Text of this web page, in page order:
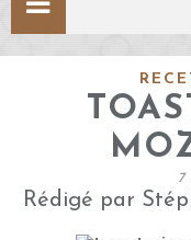
7
Rédigé par